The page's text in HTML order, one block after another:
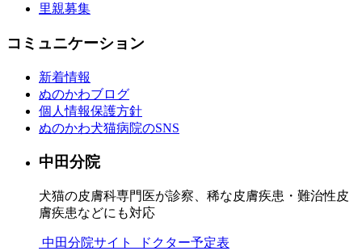
里親募集
コミュニケーション
新着情報
ぬのかわブログ
個人情報保護方針
ぬのかわ犬猫病院のSNS
中田分院
犬猫の皮膚科専門医が診察、稀な皮膚疾患・難治性皮
膚疾患などにも対応
中田分院サイト ドクター予定表